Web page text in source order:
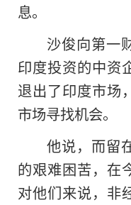
息。
沙俊向第一
印度投资的中资
退出了印度市场
市场寻找机会。
他说，而留
的艰难困苦，在
对他们来说，非